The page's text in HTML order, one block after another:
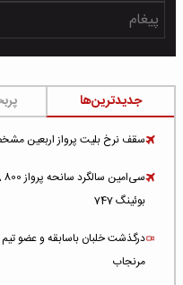
جدیدترین‌ها
سقف نرخ بلیت پرواز اربعین
بوئینگ 747
درگذشت خلبان باسابقه و عضو تیم
مرنجاب